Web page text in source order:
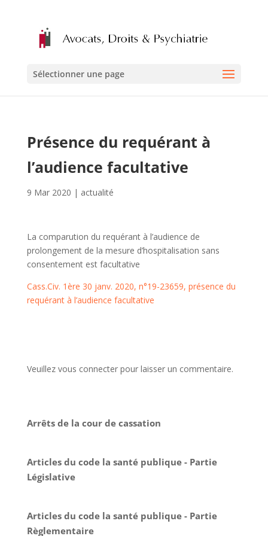
Sélectionner une page
Présence du requérant à
l’audience facultative
9 Mar 2020 | actualité
La comparution du requérant à l’audience de
prolongement de la mesure d’hospitalisation sans
consentement est facultative
Cass.Civ. 1ère 30 janv. 2020, n°19-23659, présence du
requérant à l’audience facultative
Veuillez vous connecter pour laisser un commentaire.
Arrêts de la cour de cassation
Articles du code la santé publique - Partie
Législative
Articles du code la santé publique - Partie
Règlementaire